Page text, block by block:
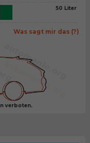
50 Liter
Was sagt mir das (?)
verboten.